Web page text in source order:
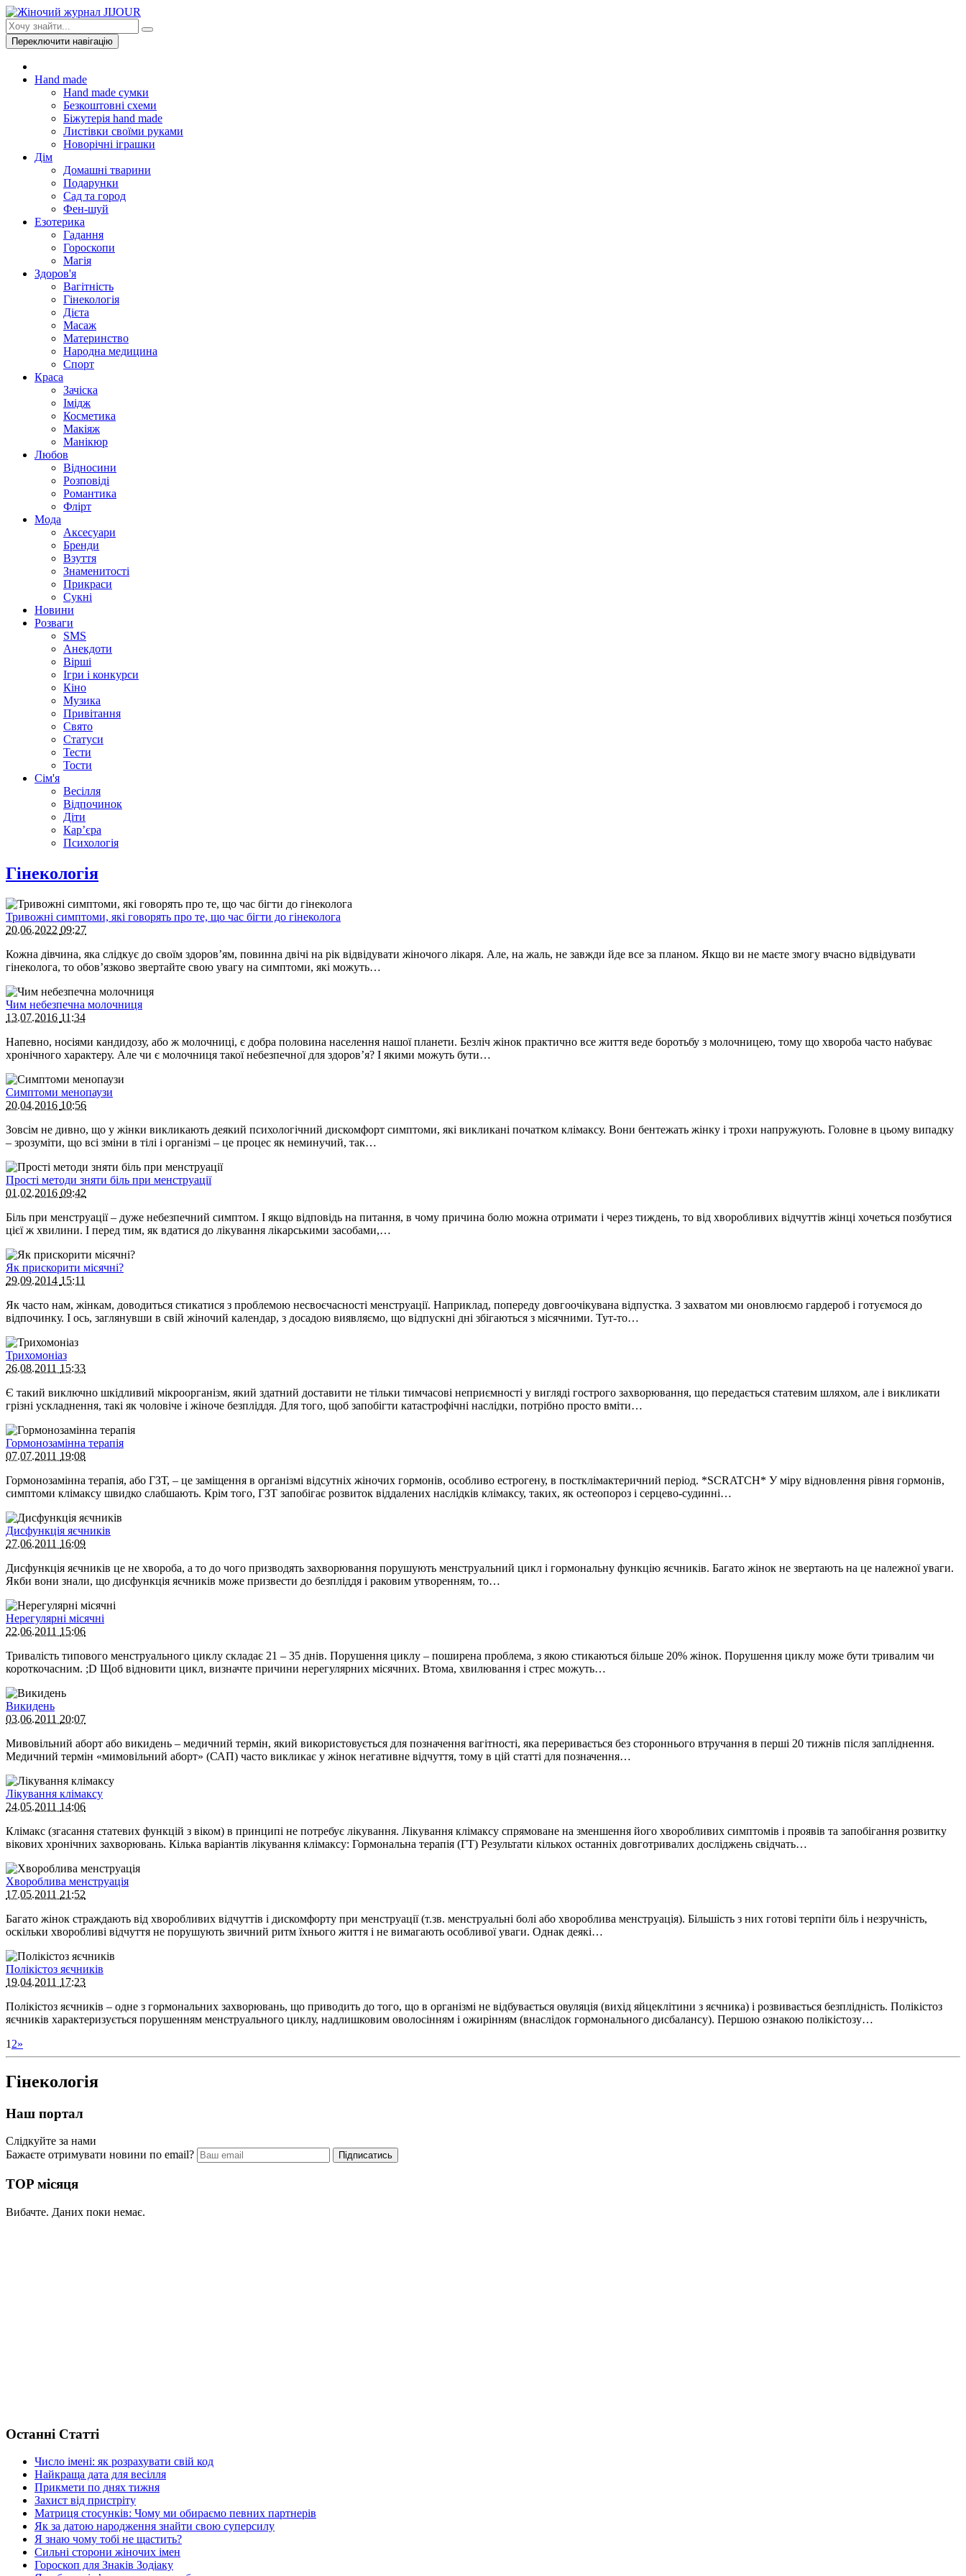
Переключити навігацію
Hand made
Hand made сумки
Безкоштовні схеми
Біжутерія hand made
Листівки своїми руками
Новорічні іграшки
Дім
Домашні тварини
Подарунки
Сад та город
Фен-шуй
Езотерика
Гадання
Гороскопи
Магія
Здоров'я
Вагітність
Гінекологія
Дієта
Масаж
Материнство
Народна медицина
Спорт
Краса
Зачіска
Імідж
Косметика
Макіяж
Манікюр
Любов
Відносини
Розповіді
Романтика
Флірт
Мода
Аксесуари
Бренди
Взуття
Знаменитості
Прикраси
Сукні
Новини
Розваги
SMS
Анекдоти
Вірші
Ігри і конкурси
Кіно
Музика
Привітання
Свято
Статуси
Тести
Тости
Сім'я
Весілля
Відпочинок
Діти
Кар’єра
Психологія
Гінекологія
Тривожні симптоми, які говорять про те, що час бігти до гінеколога
20.06.2022 09:27
Кожна дівчина, яка слідкує до своїм здоров’ям, повинна двічі на рік відвідувати жіночого лікаря. Але, на жаль, не завжди йде все за планом. Якщо ви не маєте змогу вчасно відвідувати
гінеколога, то обов’язково звертайте свою увагу на симптоми, які можуть…
Чим небезпечна молочниця
13.07.2016 11:34
Напевно, носіями кандидозу, або ж молочниці, є добра половина населення нашої планети. Безліч жінок практично все життя веде боротьбу з молочницею, тому що хвороба часто набуває
хронічного характеру. Але чи є молочниця такої небезпечної для здоров’я? І якими можуть бути…
Симптоми менопаузи
20.04.2016 10:56
Зовсім не дивно, що у жінки викликають деякий психологічний дискомфорт симптоми, які викликані початком клімаксу. Вони бентежать жінку і трохи напружують. Головне в цьому випадку
– зрозуміти, що всі зміни в тілі і організмі – це процес як неминучий, так…
Прості методи зняти біль при менструації
01.02.2016 09:42
Біль при менструації – дуже небезпечний симптом. І якщо відповідь на питання, в чому причина болю можна отримати і через тиждень, то від хворобливих відчуттів жінці хочеться позбутися
цієї ж хвилини. І перед тим, як вдатися до лікування лікарськими засобами,…
Як прискорити місячні?
29.09.2014 15:11
Як часто нам, жінкам, доводиться стикатися з проблемою несвоєчасності менструації. Наприклад, попереду довгоочікувана відпустка. З захватом ми оновлюємо гардероб і готуємося до
відпочинку. І ось, заглянувши в свій жіночий календар, з досадою виявляємо, що відпускні дні збігаються з місячними. Тут-то…
Трихомоніаз
26.08.2011 15:33
Є такий виключно шкідливий мікроорганізм, який здатний доставити не тільки тимчасові неприємності у вигляді гострого захворювання, що передається статевим шляхом, але і викликати
грізні ускладнення, такі як чоловіче і жіноче безпліддя. Для того, щоб запобігти катастрофічні наслідки, потрібно просто вміти…
Гормонозамінна терапія
07.07.2011 19:08
Гормонозамінна терапія, або ГЗТ, – це заміщення в організмі відсутніх жіночих гормонів, особливо естрогену, в постклімактеричний період. *SCRATCH* У міру відновлення рівня гормонів,
симптоми клімаксу швидко слабшають. Крім того, ГЗТ запобігає розвиток віддалених наслідків клімаксу, таких, як остеопороз і серцево-судинні…
Дисфункція яєчників
27.06.2011 16:09
Дисфункція яєчників це не хвороба, а то до чого призводять захворювання порушують менструальний цикл і гормональну функцію яєчників. Багато жінок не звертають на це належної уваги.
Якби вони знали, що дисфункція яєчників може призвести до безпліддя і раковим утворенням, то…
Нерегулярні місячні
22.06.2011 15:06
Тривалість типового менструального циклу складає 21 – 35 днів. Порушення циклу – поширена проблема, з якою стикаються більше 20% жінок. Порушення циклу може бути тривалим чи
короткочасним. ;D Щоб відновити цикл, визначте причини нерегулярних місячних. Втома, хвилювання і стрес можуть…
Викидень
03.06.2011 20:07
Мивовільний аборт або викидень – медичний термін, який використовується для позначення вагітності, яка переривається без стороннього втручання в перші 20 тижнів після запліднення.
Медичний термін «мимовільний аборт» (САП) часто викликає у жінок негативне відчуття, тому в цій статті для позначення…
Лікування клімаксу
24.05.2011 14:06
Клімакс (згасання статевих функцій з віком) в принципі не потребує лікування. Лікування клімаксу спрямоване на зменшення його хворобливих симптомів і проявів та запобігання розвитку
вікових хронічних захворювань. Кілька варіантів лікування клімаксу: Гормональна терапія (ГT) Результати кількох останніх довготривалих досліджень свідчать…
Хвороблива менструація
17.05.2011 21:52
Багато жінок страждають від хворобливих відчуттів і дискомфорту при менструації (т.зв. менструальні болі або хвороблива менструація). Більшість з них готові терпіти біль і незручність,
оскільки хворобливі відчуття не порушують звичний ритм їхнього життя і не вимагають особливої уваги. Однак деякі…
Полікістоз яєчників
19.04.2011 17:23
Полікістоз яєчників – одне з гормональних захворювань, що приводить до того, що в організмі не відбувається овуляція (вихід яйцеклітини з яєчника) і розвивається безплідність. Полікістоз
яєчників характеризується порушенням менструального циклу, надлишковим оволосінням і ожирінням (внаслідок гормонального дисбалансу). Першою ознакою полікістозу…
1 2»
Гінекологія
Наш портал
Слідкуйте за нами
Бажаєте отримувати новини по email?
TOP місяця
Вибачте. Даних поки немає.
Останні Статті
Число імені: як розрахувати свій код
Найкраща дата для весілля
Прикмети по днях тижня
Захист від пристріту
Матриця стосунків: Чому ми обираємо певних партнерів
Як за датою народження знайти свою суперсилу
Я знаю чому тобі не щастить?
Сильні сторони жіночих імен
Гороскоп для Знаків Зодіаку